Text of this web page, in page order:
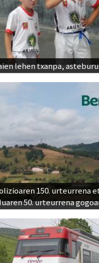
lehen txanpa,
150. urteurrena
50. urteurrena